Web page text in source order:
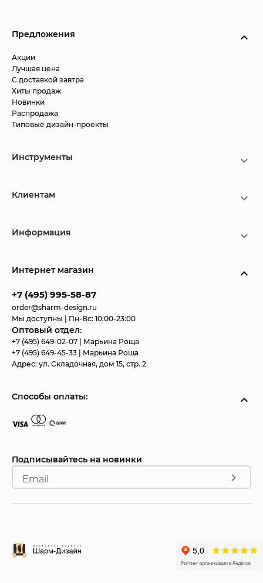
Предложения
Акции
Лучшая цена
С доставкой завтра
Хиты продаж
Новинки
Распродажа
Типовые дизайн-проекты
Инструменты
Клиентам
Информация
Интернет магазин
+7 (495) 995-58-87
order@sharm-design.ru
Мы доступны | Пн-Вс: 10:00-23:00
Оптовый отдел:
+7 (495) 649-02-07
| Марьина Роща
+7 (495) 649-45-33
| Марьина Роща
Адрес: ул. Складочная, дом 15, стр. 2
Способы оплаты:
Подписывайтесь на новинки
Email